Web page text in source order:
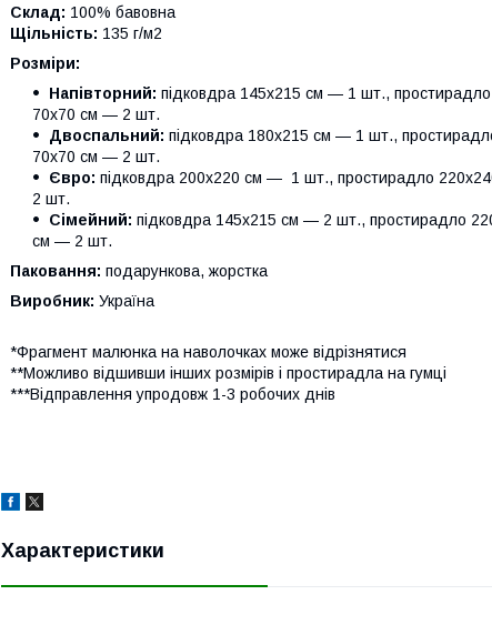
Склад: 100% бавовна
Щільність: 135 г/м2
Розміри:
Напівторний: підковдра 145х215 см — 1 шт.,
70х70 см — 2 шт.
Двоспальний: підковдра 180х215 см — 1 шт.,
70х70 см — 2 шт.
Євро: підковдра 200х220 см — 1 шт., простирадло
2 шт.
Сімейний: підковдра 145х215 см — 2 шт., простирадло
см — 2 шт.
Паковання: подарункова, жорстка
Виробник: Україна
*Фрагмент малюнка на наволочках може відрізнятися
**Можливо відшивши інших розмірів і простирадла на гумці
***Відправлення упродовж 1-3 робочих днів
Характеристики